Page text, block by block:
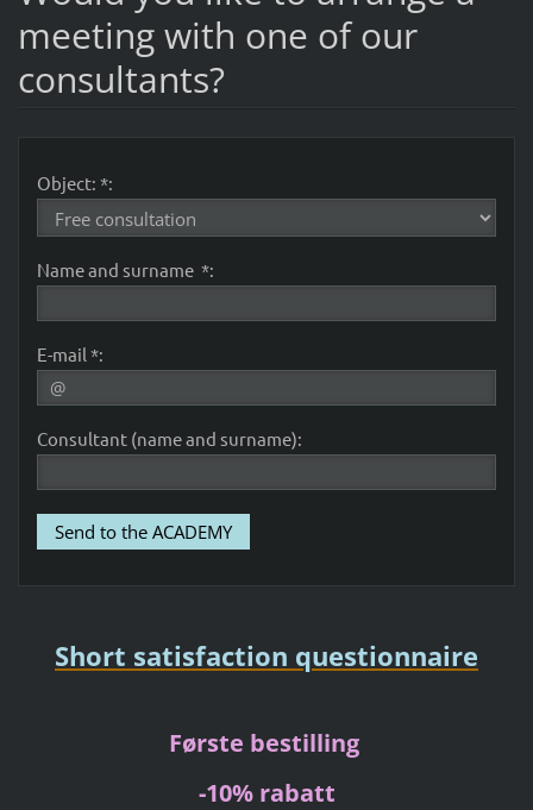
meeting with one of our
consultants?
Object: *:
Name and surname *:
E-mail *:
Consultant (name and surname):
Short satisfaction questionnaire
Første bestilling
-10% rabatt